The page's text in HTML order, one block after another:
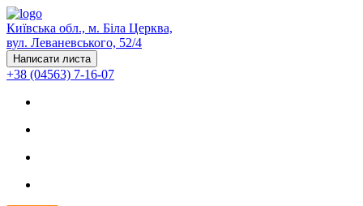
Київська обл., м. Біла Церква,
вул. Леваневського, 52/4
Написати листа
+38 (04563) 7-16-07